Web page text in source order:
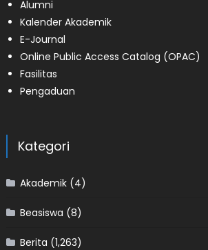
Alumni
Kalender Akademik
E-Journal
Online Public Access Catalog (OPAC)
Fasilitas
Pengaduan
Kategori
Akademik(4)
Beasiswa (8)
Berita (1,263)